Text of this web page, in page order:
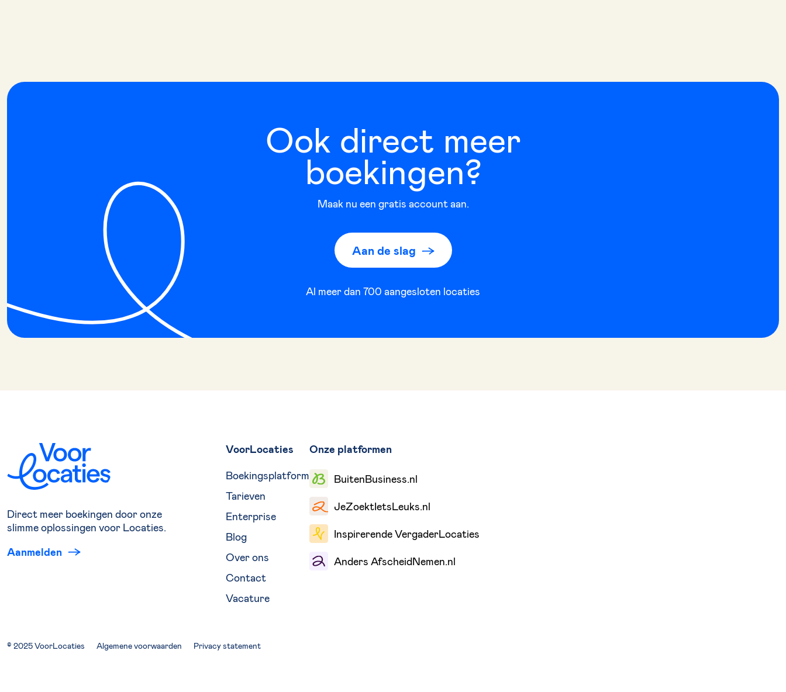
Ook direct meer
boekingen?
Maak nu een gratis account aan.
Aan de slag
Al meer dan 700 aangesloten locaties
Direct meer boekingen door onze
slimme oplossingen voor Locaties.
Aanmelden
VoorLocaties
Boekingsplatform
Tarieven
Enterprise
Blog
Over ons
Contact
Vacature
Onze platformen
BuitenBusiness.nl
JeZoektIetsLeuks.nl
Inspirerende VergaderLocaties
Anders AfscheidNemen.nl
© 2025 VoorLocaties Algemene voorwaarden Privacy statement